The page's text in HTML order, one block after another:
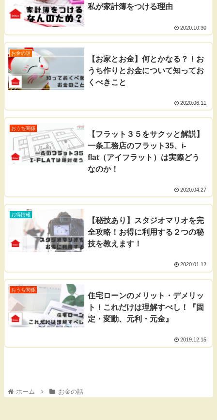
私が家計簿をつける理由
2020.10.30
お金の話
【お家とお金】何とかなる？！お
うち作りとお金について知ってお
くべきこと
2020.06.11
おうち関係
【フラット３５をサクッと解説】
一条工務店のフラット35、i-
flat（アイフラット）は実際どう
なのか！
2020.04.27
お得情報
【秘技あり】スタジオマリオを完
全攻略！お得に利用する２つの秘
技を教えます！
2020.01.12
おうち関係
住宅ローンのメリット・デメリッ
ト！これだけは理解すべし！『固
定・変動、元利・元金』
2019.12.15
ホーム お金の話